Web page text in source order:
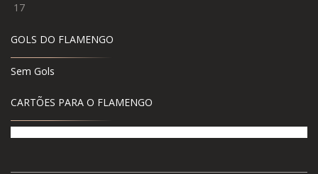
17
GOLS DO FLAMENGO
Sem Gols
CARTÕES PARA O FLAMENGO